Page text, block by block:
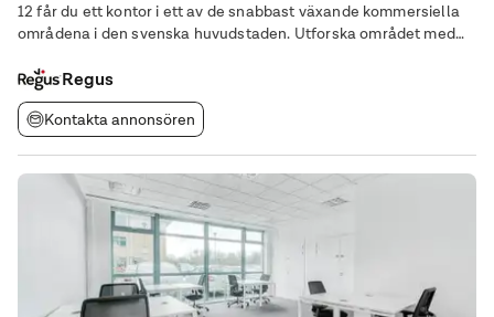
12 får du ett kontor i ett av de snabbast växande kommersiella
områdena i den svenska huvudstaden. Utforska området med
däribland en stor
Regus
Kontakta annonsören